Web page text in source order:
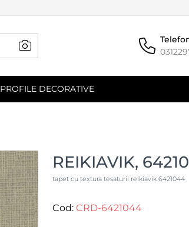
PROFILE DECORATIVE
REIKIAVIK,
tapet cu textura tesaturii reikiavik 6421044
Cod: CRD-6421044